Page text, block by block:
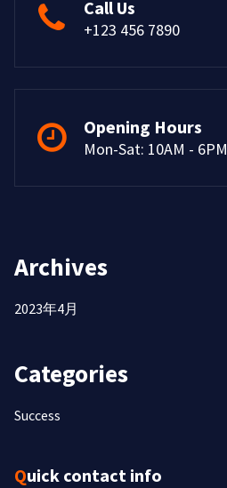
Call Us
+123 456 7890
Opening Hours
Mon-Sat: 10AM - 6PM
Archives
2023年4月
Categories
Success
Quick contact info